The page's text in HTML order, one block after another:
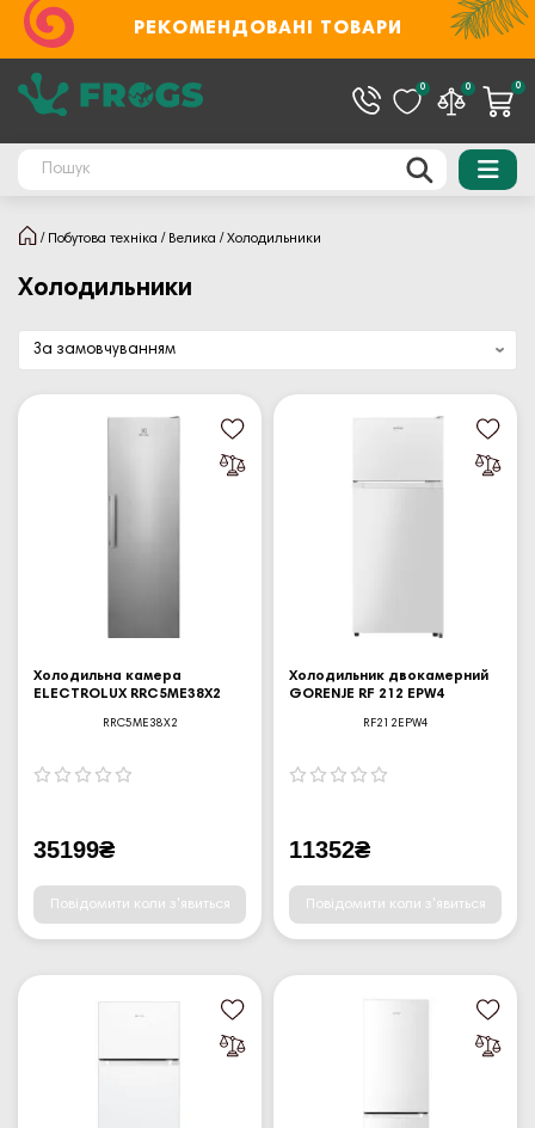
РЕКОМЕНДОВАНІ ТОВАРИ
0 0 0
Побутова техніка Велика Холодильники
Холодильники
Холодильна камера
ELECTROLUX RRC5ME38X2
RRC5ME38X2
35199₴
Повідомити коли з'явиться
Холодильник двокамерний
GORENJE RF 212 EPW4
RF212EPW4
11352₴
Повідомити коли з'явиться